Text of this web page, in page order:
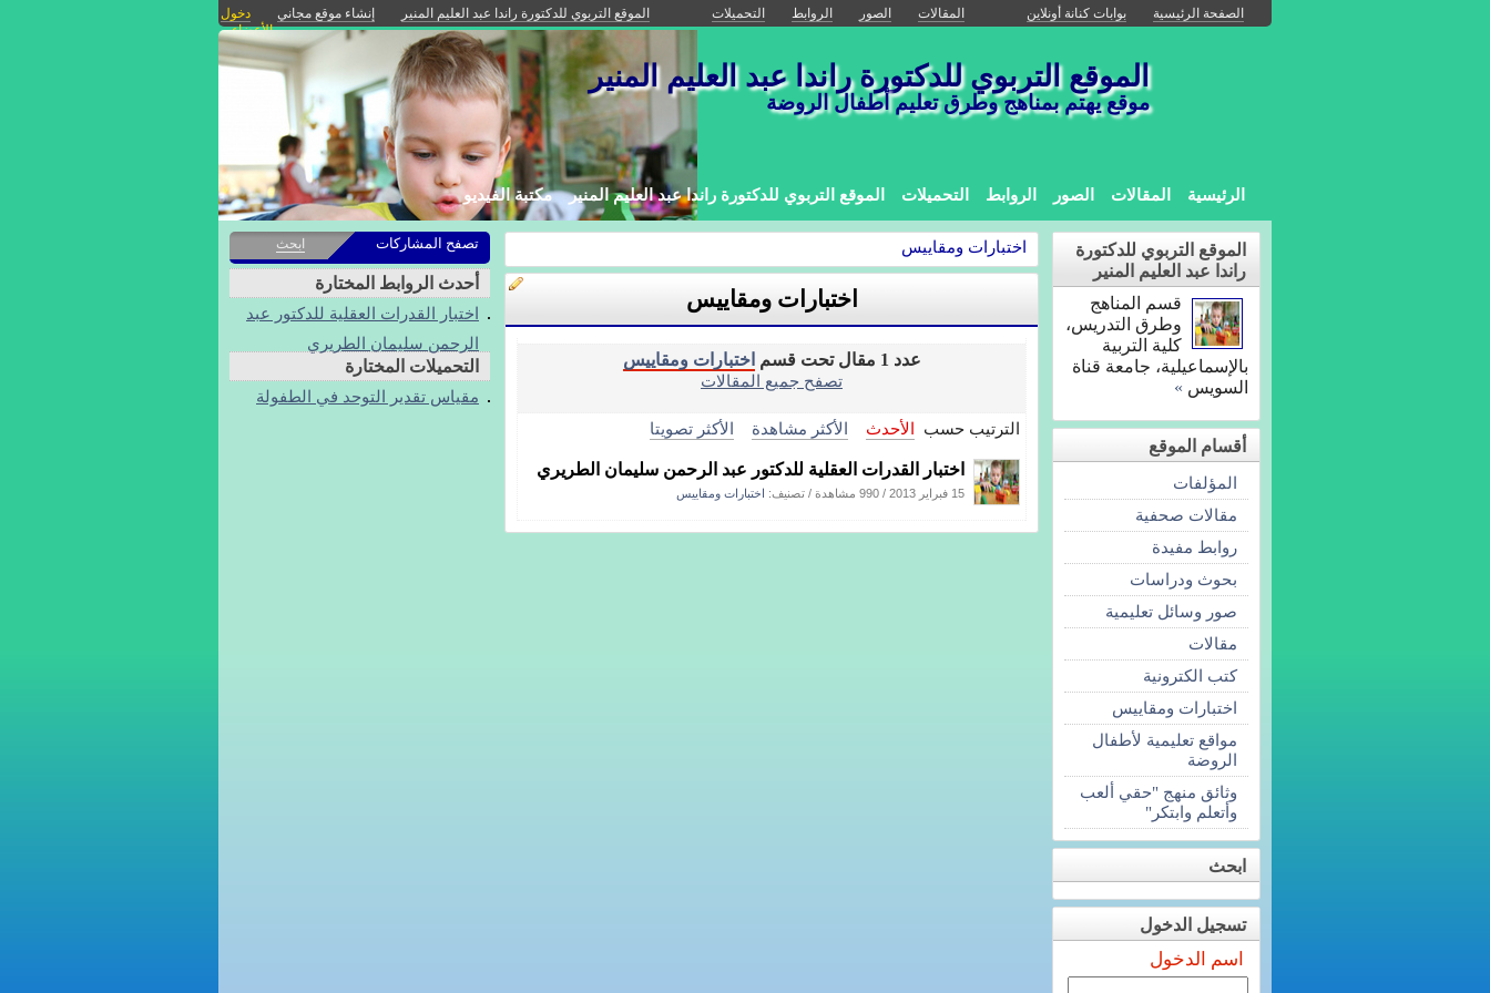
الصفحة الرئيسية بوابات كنانة أونلاين المقالات الصور الروابط التحميلات الموقع التربوي للدكتورة راندا عبد العليم المنير إنشاء موقع مجاني
دخول
الأعضاء
الموقع التربوي للدكتورة راندا عبد العليم المنير
موقع يهتم بمناهج وطرق تعليم أطفال الروضة
الرئيسية المقالات الصور الروابط التحميلات الموقع التربوي للدكتورة راندا عبد العليم المنير مكتبة الفيديو
اختبارات ومقاييس
اختبارات ومقاييس
عدد 1 مقال تحت قسم
اختبارات ومقاييس
تصفح جميع المقالات
الترتيب حسب الأحدث الأكثر مشاهدة الأكثر تصويتا
اختبار القدرات العقلية للدكتور عبد الرحمن سليمان الطريري
15 فبراير 2013 / 990 مشاهدة / تصنيف: اختبارات ومقاييس
الموقع التربوي للدكتورة
راندا عبد العليم المنير
قسم المناهج
وطرق التدريس،
كلية التربية
بالإسماعيلية، جامعة قناة
السويس »
أقسام الموقع
المؤلفات
مقالات صحفية
روابط مفيدة
بحوث ودراسات
صور وسائل تعليمية
مقالات
كتب الكترونية
اختبارات ومقاييس
مواقع تعليمية لأطفال
الروضة
وثائق منهج "حقي ألعب
وأتعلم وابتكر"
ابحث
تسجيل الدخول
اسم الدخول
تصفح المشاركات ابحث
أحدث الروابط المختارة
اختبار القدرات العقلية للدكتور عبد
الرحمن سليمان الطريري
التحميلات المختارة
مقياس تقدير التوحد في الطفولة